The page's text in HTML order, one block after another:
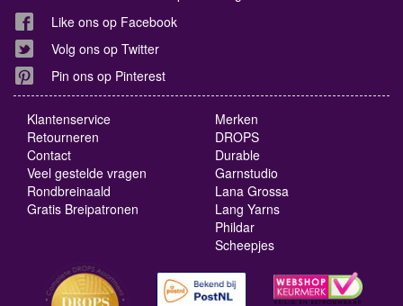
Like ons op Facebook
Volg ons op Twitter
Pin ons op Pinterest
Klantenservice
Retourneren
Contact
Veel gestelde vragen
Rondbreinaald
Gratis Breipatronen
Merken
DROPS
Durable
Garnstudio
Lana Grossa
Lang Yarns
Phildar
Scheepjes